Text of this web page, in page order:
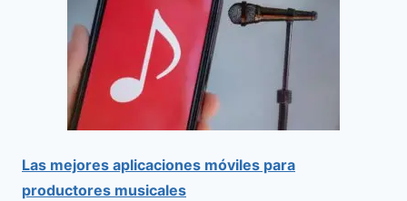
Las mejores aplicaciones móviles para
productores musicales